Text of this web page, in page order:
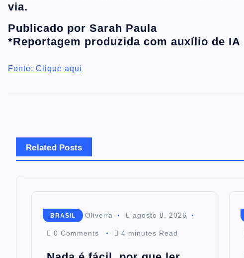
via.
Publicado por Sarah Paula
*Reportagem produzida com auxílio de IA
Fonte: Clique aqui
Related Posts
BRASIL
Mairim de Oliveira agosto 8, 2026
0 Comments 4 minutes Read